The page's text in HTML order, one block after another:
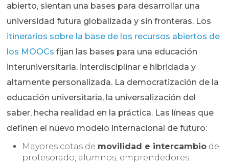
abierto, sientan una bases para desarrollar una
universidad futura globalizada y sin fronteras. Los
itinerarios sobre la base de los recursos abiertos de
los MOOCs fijan las bases para una educación
interuniversitaria, interdisciplinar e hibridada y
altamente personalizada. La democratización de la
educación universitaria, la universalización del
saber, hecha realidad en la práctica. Las líneas que
definen el nuevo modelo internacional de futuro:
Mayores cotas de movilidad e intercambio de
profesorado, alumnos, emprendedores…